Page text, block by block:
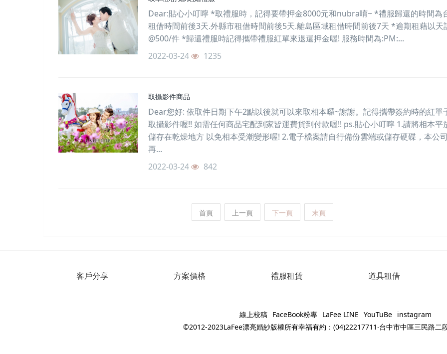
Dear:貼心小叮嚀 *取禮服時，記得要帶押金8000元和nubra唷~ *禮服歸還的時間為
租借時間前後3天.外縣市租借時間前後5天.離島區域租借時間前後7天 *逾期租藉以天
@500/件 *歸還禮服時記得攜帶禮服紅單來退還押金喔! 服務時間為:PM:...
2022-03-24
1235
取攝影件商品
Dear您好: 依取件日期下午2點以後就可以來取相本囉~謝謝。記得攜帶簽約時的紅單
取攝影件喔!! 如需任何商品宅配到家皆運費貨到付款喔!! ps.貼心小叮嚀 1.請將相本平
儲存在乾燥地方 以免相本受潮變形喔! 2.電子檔案請自行備份雲端或儲存硬碟，本公
再...
2022-03-24
842
首頁 上一頁 下一頁 末頁
客戶分享 方案價格 禮服租賃 道具租借
線上校稿 FaceBook粉專 LaFee LINE YouTuBe
instagram
©2012-2023LaFee漂亮婚紗版權所有幸福有約：(04)22217711‧台中市中區三民路二